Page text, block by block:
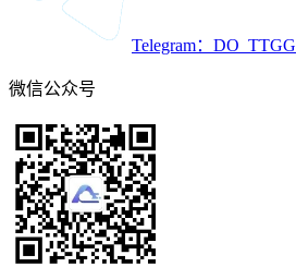
Telegram：DO_TTGG
微信公众号